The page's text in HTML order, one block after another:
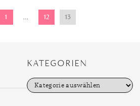
1 12 13
KATEGORIEN
K
a